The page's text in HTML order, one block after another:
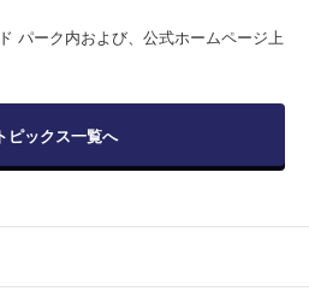
ーク内および、公式ホームページ上
トピックス一覧へ